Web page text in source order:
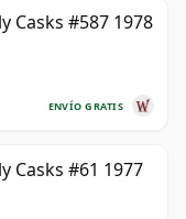
Casks #587 1978
ENVÍO GRATIS
Casks #61 1977